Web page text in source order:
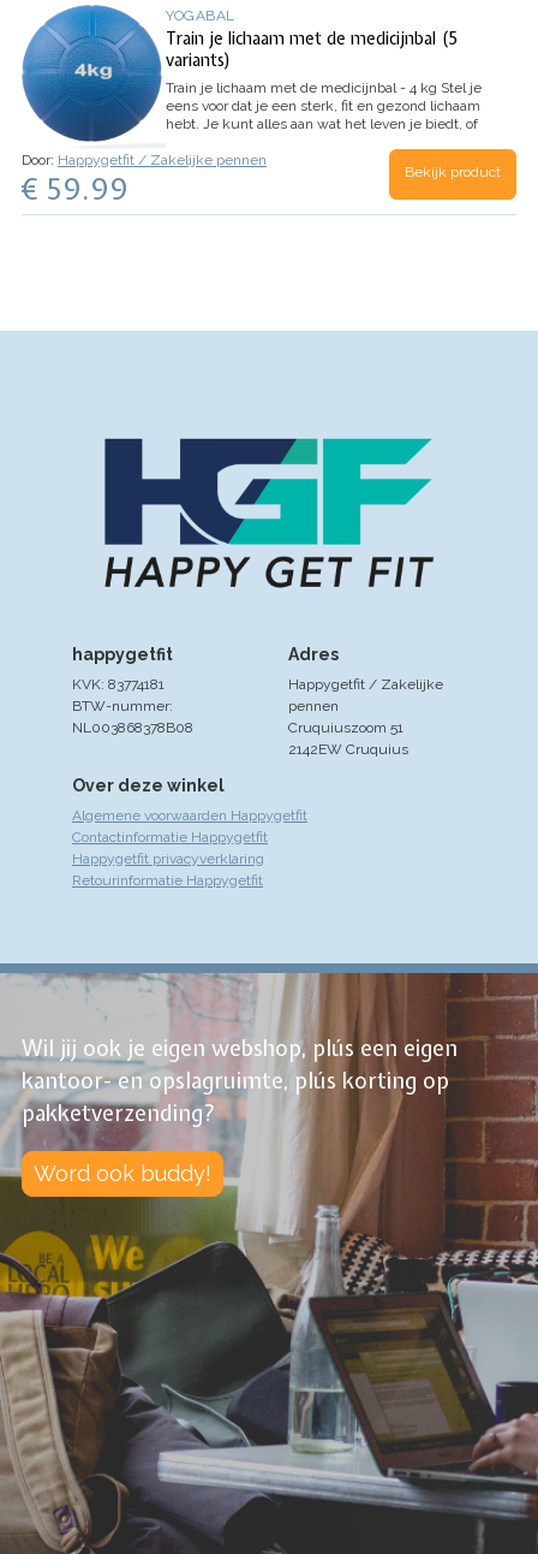
YOGABAL
Train je lichaam met de medicijnbal (5
variants)
Train je lichaam met de medicijnbal - 4 kg Stel je
eens voor dat je een sterk, fit en gezond lichaam
hebt. Je kunt alles aan wat het leven je biedt, of
lange wandeling of gewoon een dagje spelen…
Door: Happygetfit / Zakelijke pennen
€ 59.99 Bekijk product
Over deze winkel
Algemene voorwaarden Happygetfit
Contactinformatie Happygetfit
Happygetfit privacyverklaring
Retourinformatie Happygetfit
Adres
Happygetfit / Zakelijke
pennen
Cruquiuszoom 51
2142EW Cruquius
happygetfit
KVK: 83774181
BTW-nummer:
NL003868378B08
Wil jij ook je eigen webshop, plús een eigen
kantoor- en opslagruimte, plús korting op
pakketverzending?
Word ook buddy!